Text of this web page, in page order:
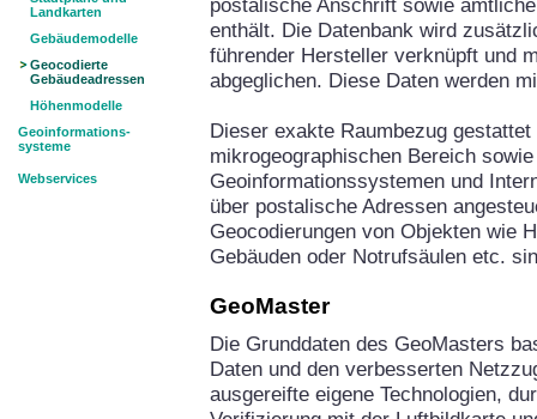
Landkarten
Gebäudemodelle
Geocodierte
Gebäudeadressen
Höhenmodelle
Geoinformations-
systeme
Webservices
postalische Anschrift sowie
enthält. Die Datenbank wird
führender Hersteller verknüpft und
abgeglichen. Diese Daten werden
Dieser exakte Raumbezug
mikrogeographischen Bereich
Geoinformationssystemen und
über postalische Adressen
Geocodierungen von Objekten wie
Gebäuden oder Notrufsäulen etc.
GeoMaster
Die Grunddaten des GeoMasters
Daten und den verbesserten
ausgereifte eigene Technologien,